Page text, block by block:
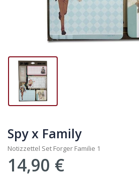
Spy x Family
Notizzettel Set Forger Familie 1
14,90 €